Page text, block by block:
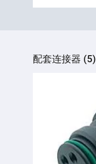
配套连接器 (5)